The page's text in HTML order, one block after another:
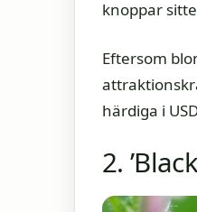
knoppar
Eftersom
härdiga i
2.